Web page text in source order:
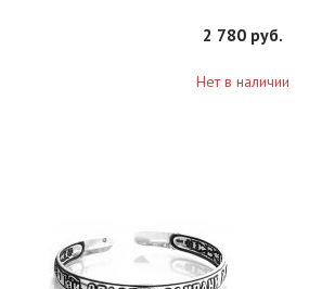
2 780 руб.
Нет в наличии